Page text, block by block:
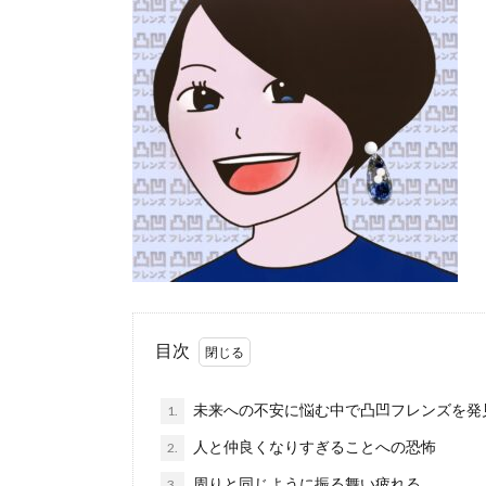
目次
1. 未来への不安に悩む中で凸凹フレンズを発
2. 人と仲良くなりすぎることへの恐怖